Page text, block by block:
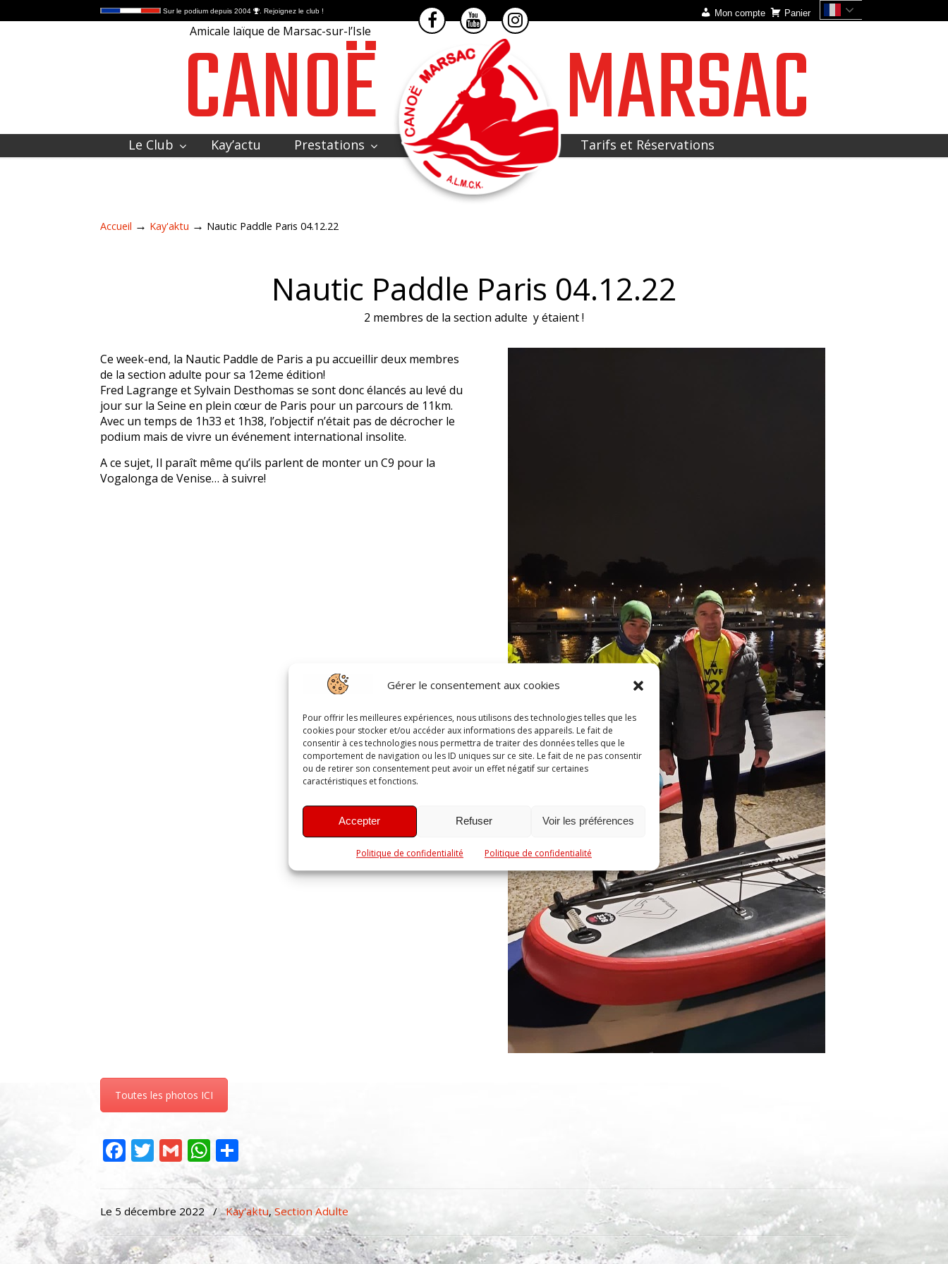
Gérer le consentement aux cookies
Pour offrir les meilleures expériences, nous utilisons des technologies telles que les
cookies pour stocker et/ou accéder aux informations des appareils. Le fait de
consentir à ces technologies nous permettra de traiter des données telles que le
comportement de navigation ou les ID uniques sur ce site. Le fait de ne pas consentir
ou de retirer son consentement peut avoir un effet négatif sur certaines
caractéristiques et fonctions.
Accepter Refuser Voir les préférences
Politique de confidentialité Politique de confidentialité
Sur le podium depuis 2004 . Rejoignez le club ! Mon compte Panier
Amicale laïque de Marsac-sur-l’Isle
CANOË MARSAC
Le Club Kay’actu Prestations
Tarifs et Réservations
Accueil → Kay'aktu → Nautic Paddle Paris 04.12.22
Nautic Paddle Paris 04.12.22
2 membres de la section adulte y étaient !
Ce week-end, la Nautic Paddle de Paris a pu accueillir deux membres
de la section adulte pour sa 12eme édition!
Fred Lagrange et Sylvain Desthomas se sont donc élancés au levé du
jour sur la Seine en plein cœur de Paris pour un parcours de 11km.
Avec un temps de 1h33 et 1h38, l’objectif n’était pas de décrocher le
podium mais de vivre un événement international insolite.
A ce sujet, Il paraît même qu’ils parlent de monter un C9 pour la
Vogalonga de Venise… à suivre!
Toutes les photos ICI
Facebook
Twitter
GmailWhatsApp
Le 5 décembre 2022 / Kay'aktu,Section Adulte